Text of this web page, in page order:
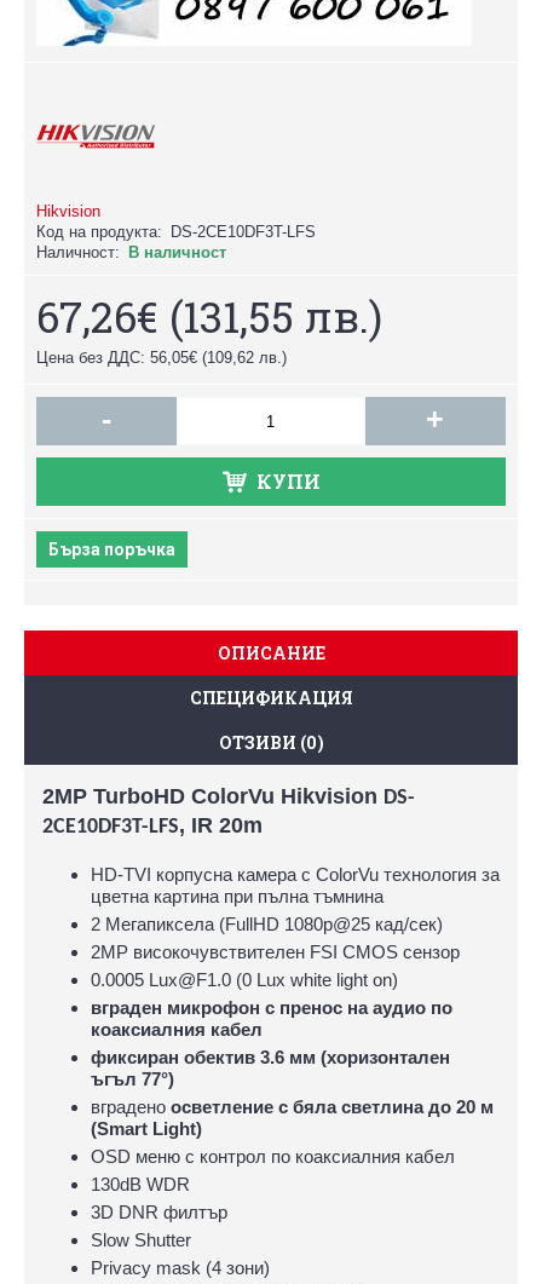
Hikvision
Код на продукта:
DS-2CE10DF3T-LFS
Наличност:
В наличност
67,26€ (131,55 лв.)
Цена без ДДС: 56,05€ (109,62 лв.)
- +
КУПИ
Бърза поръчка
ОПИСАНИЕ
СПЕЦИФИКАЦИЯ
ОТЗИВИ (0)
2MP TurboHD ColorVu Hikvision DS-
2CE10DF3T-LFS, IR 20m
HD-TVI корпусна камера с ColorVu технология за
цветна картина при пълна тъмнина
2 Мегапиксела (FullHD 1080p@25 кад/сек)
2MP високочувствителен FSI CMOS сензор
0.0005 Lux@F1.0 (0 Lux white light on)
вграден микрофон с пренос на аудио по
коаксиалния кабел
фиксиран обектив 3.6 мм (хоризонтален
ъгъл 77°)
вградено осветление с бяла светлина до 20 м
(Smart Light)
OSD меню с контрол по коаксиалния кабел
130dB WDR
3D DNR филтър
Slow Shutter
Privacy mask (4 зони)